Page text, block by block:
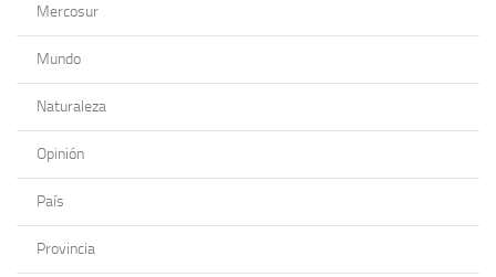
Mercosur
Mundo
Naturaleza
Opinión
País
Provincia